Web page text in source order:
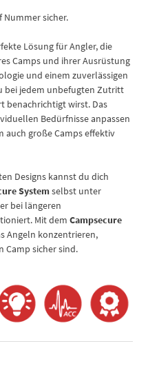
Nummer sicher.
Lösung für Angler, die
Camps und ihrer Ausrüstung
und einem zuverlässigen
bei jedem unbefugten Zutritt
benachrichtigt wirst. Das
Bedürfnisse anpassen
auch große Camps effektiv
Designs kannst du dich
Systemselbst unter
bei längeren
Mit demCampsecure
Angeln konzentrieren,
Camp sicher sind.